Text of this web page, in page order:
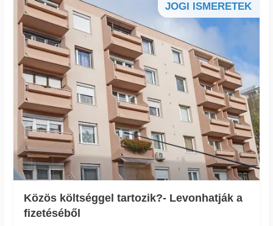
JOGI ISMERETEK
Közös költséggel tartozik?- Levonhatják a
fizetéséből